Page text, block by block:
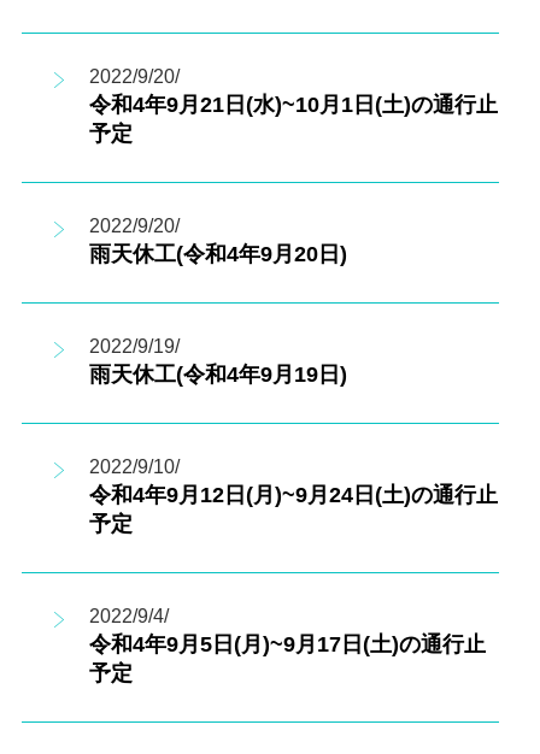
2022/9/20/
令和4年9月21日(水)~10月1日(土)の通行止
予定
2022/9/20/
雨天休工(令和4年9月20日)
2022/9/19/
雨天休工(令和4年9月19日)
2022/9/10/
令和4年9月12日(月)~9月24日(土)の通行止
予定
2022/9/4/
令和4年9月5日(月)~9月17日(土)の通行止
予定